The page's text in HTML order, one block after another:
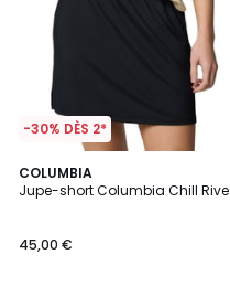
-30% DÈS 2*
COLUMBIA
Jupe-short Columbia Chill Rive
45,00 €